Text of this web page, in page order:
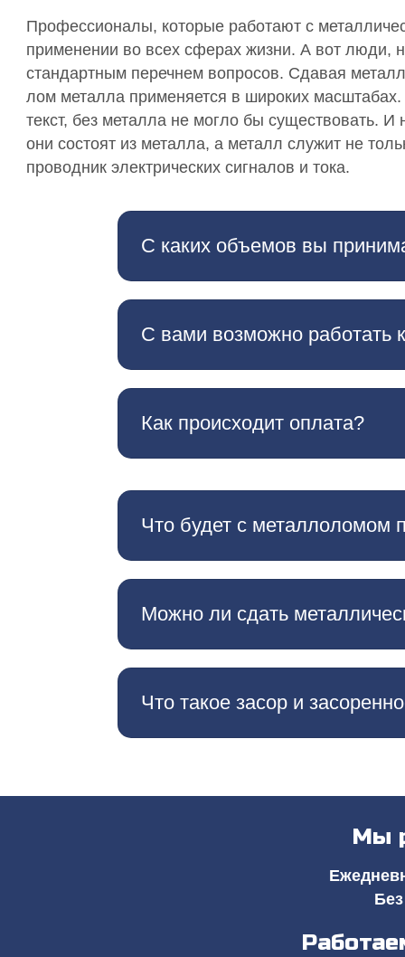
Профессионалы, которые работают с
применении во всех сферах жизни. А вот люди,
стандартным перечнем вопросов. Сдавая
лом металла применяется в широких масштабах.
текст, без металла не могло бы существовать.
они состоят из металла, а металл служит не
проводник электрических сигналов и тока.
С каких объемов вы
С вами возможно работать
Как происходит оплата?
Что будет с металлоломом
Можно ли сдать
Что такое засор и
Мы